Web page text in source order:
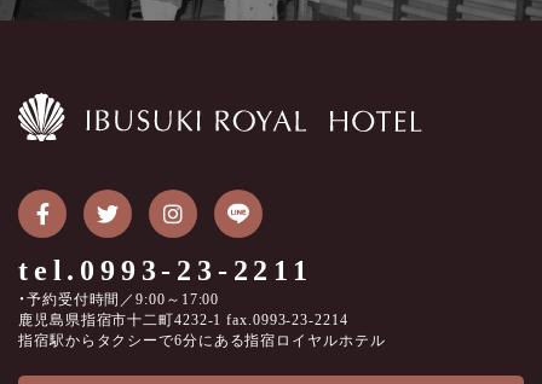
tel.0993-23-2211
・予約受付時間／9:00～17:00
鹿児島県指宿市十二町4232-1 fax.0993-23-2214
指宿駅からタクシーで6分にある指宿ロイヤルホテル